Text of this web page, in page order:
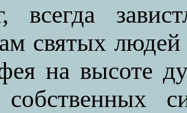
всегда
святых
на высоте